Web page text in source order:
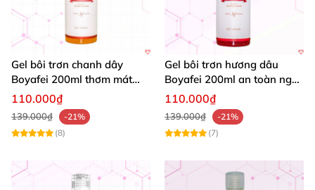
Gel bôi trơn chanh dây
Boyafei 200ml thơm mát
kích thích mua
110.000₫
139.000₫
-21%
(8)
Gel bôi trơn hương dâu
Boyafei 200ml an toàn ngọt
ngào kích thích
110.000₫
139.000₫
-21%
(7)